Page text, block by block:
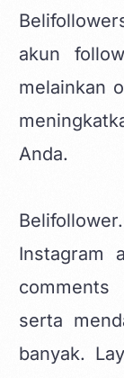
akun
melainkan
Anda.
Instagram
serta
banyak.